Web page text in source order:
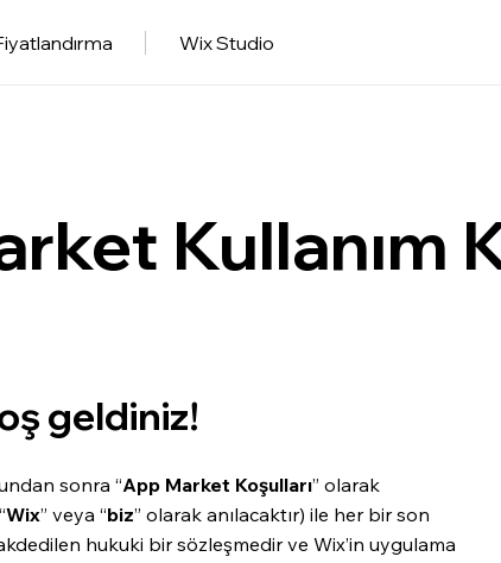
Wix Studio
Kullanım
geldiniz!
sonra “App Market Koşulları” olarak
Wix” veya “biz” olarak anılacaktır) ile her bir son
hukuki bir sözleşmedir ve Wix’in uygulama